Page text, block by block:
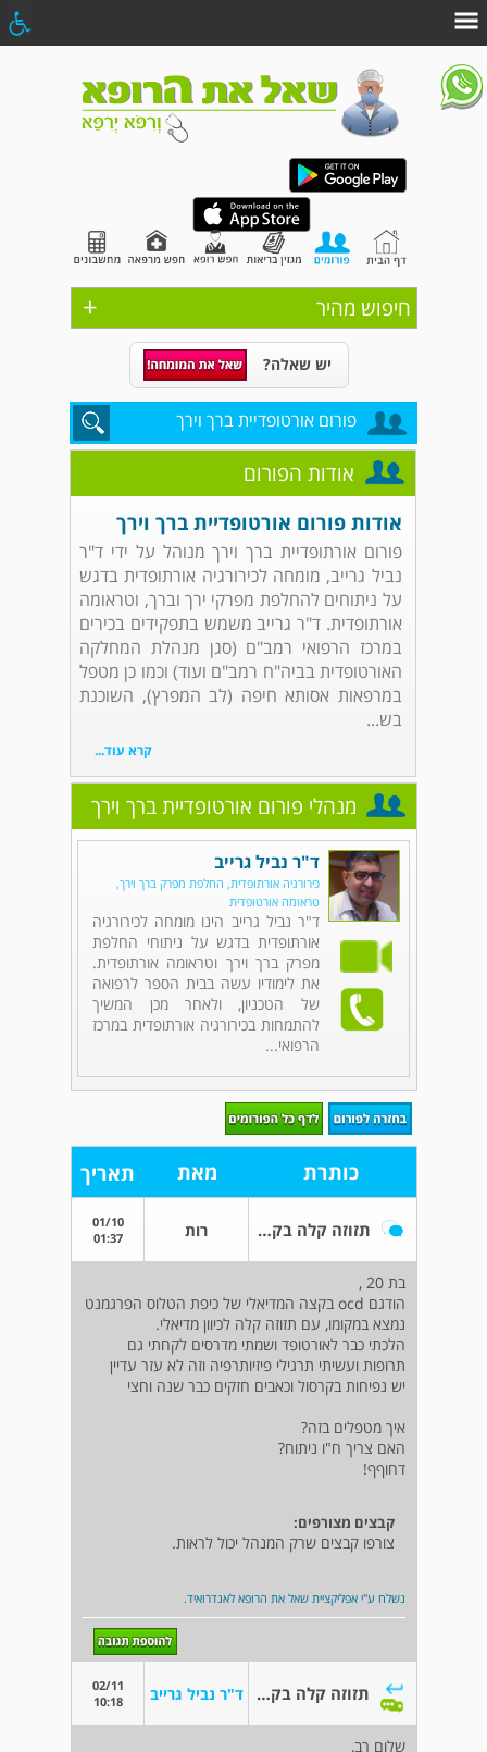
+ חיפוש מהיר
יש שאלה?
פורום אורטופדיית ברך וירך
אודות הפורום
אודות פורום אורטופדיית ברך וירך
פורום אורתופדיית ברך וירך מנוהל על ידי ד"ר
נביל גרייב, מומחה לכירורגיה אורתופדית בדגש
על ניתוחים להחלפת מפרקי ירך וברך, וטראומה
אורתופדית. ד"ר גרייב משמש בתפקידים בכירים
במרכז הרפואי רמב"ם (סגן מנהלת המחלקה
האורטופדית בביה"ח רמב"ם ועוד) וכמו כן מטפל
במרפאות אסותא חיפה (לב המפרץ), השוכנת
בש...
קרא עוד...
מנהלי פורום אורטופדיית ברך וירך
ד"ר נביל גרייב
כירורגיה אורתופדית, החלפת מפרק ברך וירך,
טראומה אורטופדית
ד"ר נביל גרייב הינו מומחה לכירורגיה
אורתופדית בדגש על ניתוחי החלפת
מפרק ברך וירך וטראומה אורתופדית.
את לימודיו עשה בבית הספר לרפואה
של הטכניון, ולאחר מכן המשיך
להתמחות בכירורגיה אורתופדית במרכז
הרפואי...
כותרת מאת תאריך
תזוזה קלה בקרסול רות
01/10
01:37
בת 20 ,
הודגם ocd בקצה המדיאלי של כיפת הטלוס הפרגמנט
נמצא במקומו, עם תזוזה קלה לכיוון מדיאלי.
הלכתי כבר לאורטופד ושמתי מדרסים לקחתי גם
תרופות ועשיתי תרגילי פיזיותרפיה וזה לא עזר עדיין
יש נפיחות בקרסול וכאבים חזקים כבר שנה וחצי
איך מטפלים בזה?
האם צריך ח"ו ניתוח?
דחוףף!
קבצים מצורפים:
צורפו קבצים שרק המנהל יכול לראות.
נשלח ע"י אפליקציית שאל את הרופא לאנדרואיד.
תזוזה קלה בקרסול ד"ר נביל גרייב
02/11
10:18
שלום רב,